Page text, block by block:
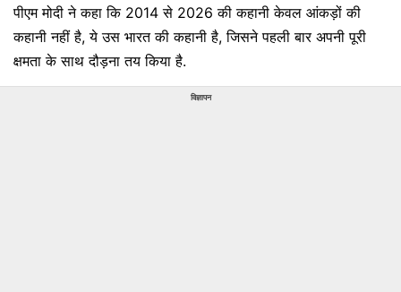
पीएम मोदी ने कहा कि 2014 से 2026 की कहानी केवल आंकड़ों की
कहानी नहीं है, ये उस भारत की कहानी है, जिसने पहली बार अपनी पूरी
क्षमता के साथ दौड़ना तय किया है.
विज्ञापन